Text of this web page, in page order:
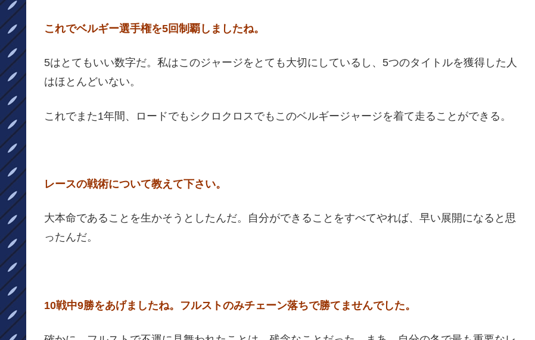
これでベルギー選手権を5回制覇しましたね。
5はとてもいい数字だ。私はこのジャージをとても大切にしているし、5つのタイトルを獲得した人
はほとんどいない。
これでまた1年間、ロードでもシクロクロスでもこのベルギージャージを着て走ることができる。
レースの戦術について教えて下さい。
大本命であることを生かそうとしたんだ。自分ができることをすべてやれば、早い展開になると思
ったんだ。
10戦中9勝をあげましたね。フルストのみチェーン落ちで勝てませんでした。